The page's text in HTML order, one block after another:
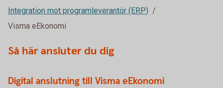
Integration mot programleverantör (ERP)
Visma eEkonomi
Så här ansluter du dig
Digital anslutning till Visma eEkonomi